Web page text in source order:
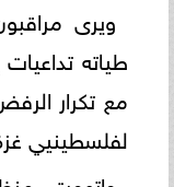
ويرى
طياته
مع تكرار
لفلسطينيي